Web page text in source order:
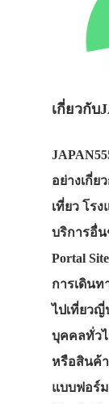
เกี่ยวกับ
อย่างเกี่
เที่ยว โร
บริการอื่น
Portal
การเดิน
ไปเที่ยวญี่
บุคคลทั่วไ
หรือสินค้
แบบฟอร์ม